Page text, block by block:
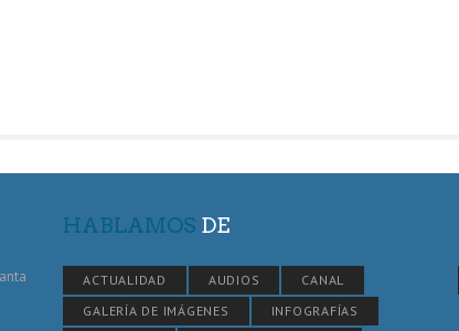
HABLAMOS DE
ACTUALIDAD AUDIOS
CANAL
GALERÍA DE IMÁGENES
INFOGRAFÍAS